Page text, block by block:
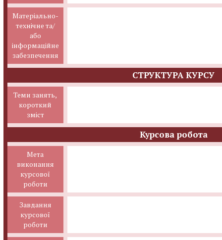
Матеріально-
технічне та/
або
інформаційне
забезпечення
СТРУКТУРА КУРСУ
Теми занять,
короткий
зміст
Курсова робота
Мета
виконання
курсової
роботи
Завдання
курсової
роботи